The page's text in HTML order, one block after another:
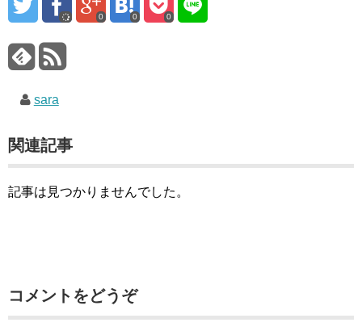
0 0 0
sara
関連記事
記事は見つかりませんでした。
コメントをどうぞ